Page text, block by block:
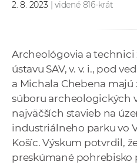
2. 8. 2023 | videné 816-krát
Archeológovia a
ústavu SAV, v. v. i., pod
a Michala Chebena
súboru archeologických
najväčších stavieb na
industriálneho parku vo
Košíc. Výskum potvrdil,
preskúmané pohrebisko